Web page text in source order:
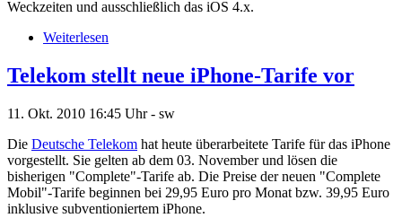
Weckzeiten und ausschließlich das iOS 4.x.
Weiterlesen
Telekom stellt neue iPhone-Tarife vor
11. Okt. 2010 16:45 Uhr - sw
Die Deutsche Telekom hat heute überarbeitete Tarife für das iPhone
vorgestellt. Sie gelten ab dem 03. November und lösen die
bisherigen "Complete"-Tarife ab. Die Preise der neuen "Complete
Mobil"-Tarife beginnen bei 29,95 Euro pro Monat bzw. 39,95 Euro
inklusive subventioniertem iPhone.